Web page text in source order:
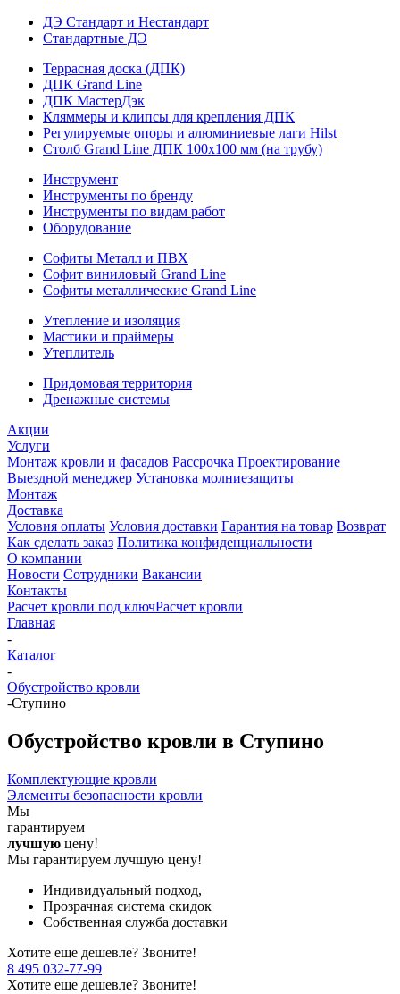
ДЭ Стандарт и Нестандарт
Стандартные ДЭ
Террасная доска (ДПК)
ДПК Grand Line
ДПК МастерДэк
Кляммеры и клипсы для крепления ДПК
Регулируемые опоры и алюминиевые лаги Hilst
Столб Grand Line ДПК 100х100 мм (на трубу)
Инструмент
Инструменты по бренду
Инструменты по видам работ
Оборудование
Софиты Металл и ПВХ
Софит виниловый Grand Line
Софиты металлические Grand Line
Утепление и изоляция
Мастики и праймеры
Утеплитель
Придомовая территория
Дренажные системы
Акции
Услуги
Монтаж кровли и фасадов Рассрочка Проектирование
Выездной менеджер Установка молниезащиты
Монтаж
Доставка
Условия оплаты Условия доставки Гарантия на товар Возврат
Как сделать заказ Политика конфиденциальности
О компании
Новости Сотрудники Вакансии
Контакты
Расчет кровли под ключРасчет кровли
Главная
-
Каталог
-
Обустройство кровли
-Ступино
Обустройство кровли в Ступино
Комплектующие кровли
Элементы безопасности кровли
Мы
гарантируем
лучшую цену!
Мы гарантируем лучшую цену!
Индивидуальный подход,
Прозрачная система скидок
Собственная служба доставки
Хотите еще дешевле? Звоните!
8 495 032-77-99
Хотите еще дешевле? Звоните!